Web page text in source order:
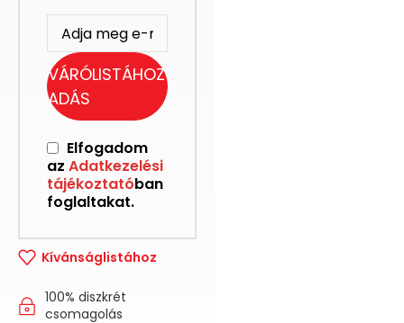
VÁRÓLISTÁHOZ
ADÁS
Elfogadom
az Adatkezelési
tájékoztatóban
foglaltakat.
Kívánságlistához
100% diszkrét
csomagolás